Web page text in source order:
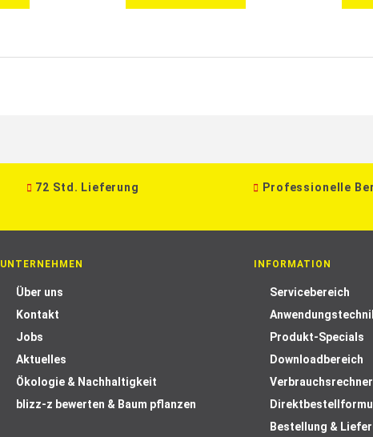
72 Std. Lieferung Professionelle
UNTERNEHMEN
Über uns
Kontakt
Jobs
Aktuelles
Ökologie & Nachhaltigkeit
blizz-z bewerten & Baum pflanzen
INFORMATION
Servicebereich
Produkt-Specials
Downloadbereich
Verbrauchsrechner
Bestellung &